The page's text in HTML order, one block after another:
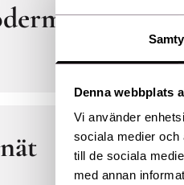
Denna webbplats
Vi använder
sociala medier och
till de sociala
med annan